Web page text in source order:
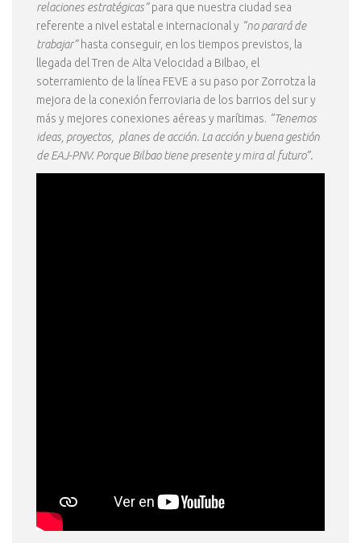
relaciones estratégicas”para que nuestra ciudad sea
referente a nivel estatal e internacional y “no parará de
trabajar”hasta conseguir, en los tiempos previstos, la
llegada del Tren de Alta Velocidad a Bilbao, el
soterramiento de la línea FEVE a su paso por Zorrotza la
mejora de la conexión ferroviaria de los barrios del sur y
más y mejores conexiones aéreas y marítimas. “Tenemos
ideas, proyectos, planes de acción. La acción y buena gestión
de EAJ-PNV. Porque Bilbao tiene presente y mira al futuro”.